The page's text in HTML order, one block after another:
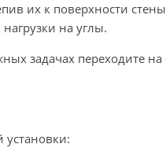
их к поверхности
на углы.
задачах переходите на